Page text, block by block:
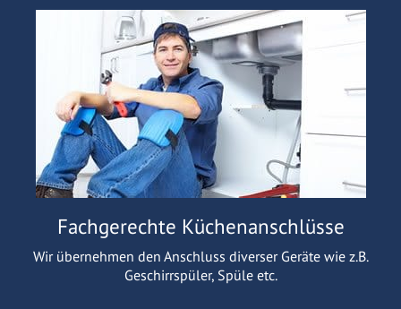
Fachgerechte Küchenanschlüsse
Wir übernehmen den Anschluss diverser Geräte wie z.B.
Geschirrspüler, Spüle etc.